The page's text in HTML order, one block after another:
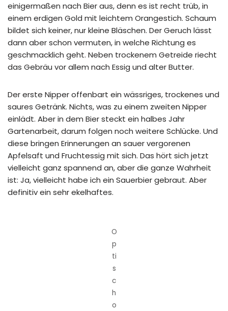
einigermaßen nach Bier aus, denn es ist recht trüb, in
einem erdigen Gold mit leichtem Orangestich. Schaum
bildet sich keiner, nur kleine Bläschen. Der Geruch lässt
dann aber schon vermuten, in welche Richtung es
geschmacklich geht. Neben trockenem Getreide riecht
das Gebräu vor allem nach Essig und alter Butter.
Der erste Nipper offenbart ein wässriges, trockenes und
saures Getränk. Nichts, was zu einem zweiten Nipper
einlädt. Aber in dem Bier steckt ein halbes Jahr
Gartenarbeit, darum folgen noch weitere Schlücke. Und
diese bringen Erinnerungen an sauer vergorenen
Apfelsaft und Fruchtessig mit sich. Das hört sich jetzt
vielleicht ganz spannend an, aber die ganze Wahrheit
ist: Ja, vielleicht habe ich ein Sauerbier gebraut. Aber
definitiv ein sehr ekelhaftes.
O
p
ti
s
c
h
o